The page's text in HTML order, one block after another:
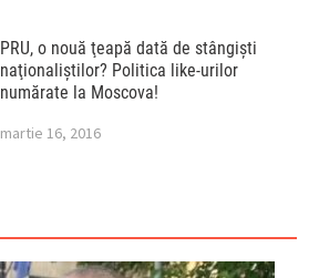
PRU, o nouă ţeapă dată de stângişti
naţionaliştilor? Politica like-urilor
numărate la Moscova!
martie 16, 2016